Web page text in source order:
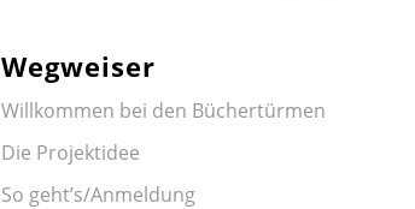
Wegweiser
Willkommen bei den Büchertürmen
Die Projektidee
So geht’s/Anmeldung